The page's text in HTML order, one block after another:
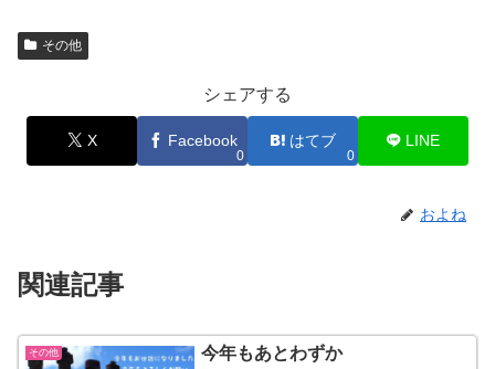
その他
シェアする
X Facebook
0
はてブ
0
LINE
およね
関連記事
その他 今年もあとわずか